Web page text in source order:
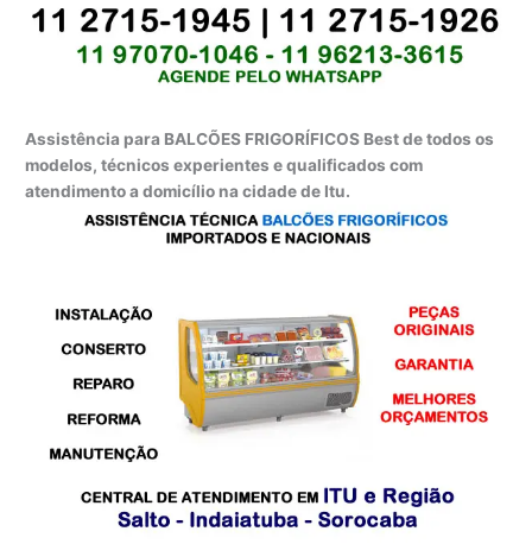
Assistência para BALCÕES FRIGORÍFICOS Best de todos os
modelos, técnicos experientes e qualificados com
atendimento a domicílio na cidade de Itu.